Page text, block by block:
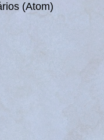
(Atom)